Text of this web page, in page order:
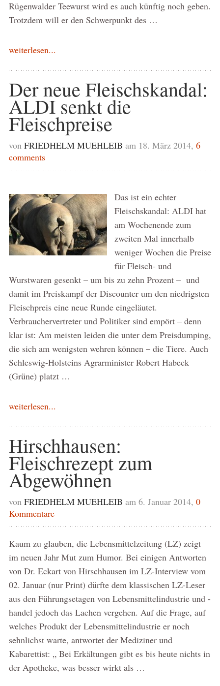
Rügenwalder Teewurst wird es auch künftig noch geben.
Trotzdem will er den Schwerpunkt des …
weiterlesen...
Der neue Fleischskandal:
ALDI senkt die
Fleischpreise
von FRIEDHELM MUEHLEIB am 18. März 2014, 6
comments
Das ist ein echter
Fleischskandal: ALDI hat
am Wochenende zum
zweiten Mal innerhalb
weniger Wochen die Preise
für Fleisch- und
Wurstwaren gesenkt – um bis zu zehn Prozent – und
damit im Preiskampf der Discounter um den niedrigsten
Fleischpreis eine neue Runde eingeläutet.
Verbrauchervertreter und Politiker sind empört – denn
klar ist: Am meisten leiden die unter dem Preisdumping,
die sich am wenigsten wehren können – die Tiere. Auch
Schleswig-Holsteins Agrarminister Robert Habeck
(Grüne) platzt …
weiterlesen...
Hirschhausen:
Fleischrezept zum
Abgewöhnen
von FRIEDHELM MUEHLEIB am 6. Januar 2014, 0
Kommentare
Kaum zu glauben, die Lebensmittelzeitung (LZ) zeigt
im neuen Jahr Mut zum Humor. Bei einigen Antworten
von Dr. Eckart von Hirschhausen im LZ-Interview vom
02. Januar (nur Print) dürfte dem klassischen LZ-Leser
aus den Führungsetagen von Lebensmittelindustrie und -
handel jedoch das Lachen vergehen. Auf die Frage, auf
welches Produkt der Lebensmittelindustrie er noch
sehnlichst warte, antwortet der Mediziner und
Kabarettist: „ Bei Erkältungen gibt es bis heute nichts in
der Apotheke, was besser wirkt als …